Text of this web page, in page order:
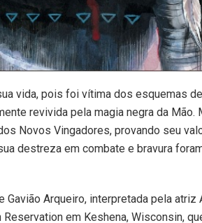
vida, pois foi vítima dos esquemas
revivida pela magia negra da Mão.
Novos Vingadores, provando seu
destreza em combate e bravura
Gavião Arqueiro, interpretada pela atriz
em Keshena, Wisconsin,